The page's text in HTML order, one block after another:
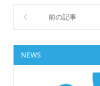
前の記事
NEWS